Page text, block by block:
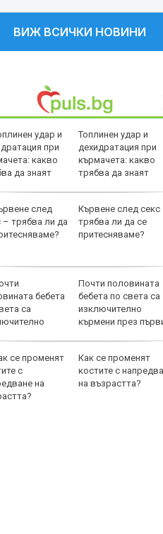
ВИЖ ВСИЧКИ НОВИНИ
Топлинен удар и
дехидратация при
кърмачета: какво
трябва да знаят
Кървене след секс
трябва ли да се
притесняваме?
Почти половината
бебета по света са
изключително
кърмени през
Как се променят
костите с
на възрастта?